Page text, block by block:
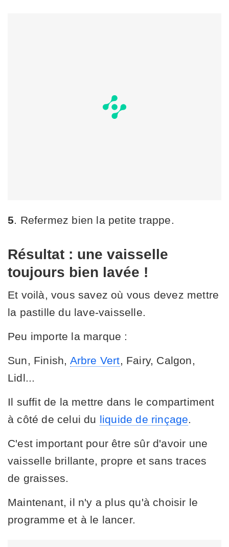
5. Refermez bien la petite trappe.
Résultat : une vaisselle
toujours bien lavée !
Et voilà, vous savez où vous devez mettre
la pastille du lave-vaisselle.
Peu importe la marque :
Sun, Finish, Arbre Vert, Fairy, Calgon,
Lidl...
Il suffit de la mettre dans le compartiment
à côté de celui du liquide de rinçage.
C'est important pour être sûr d'avoir une
vaisselle brillante, propre et sans traces
de graisses.
Maintenant, il n'y a plus qu'à choisir le
programme et à le lancer.